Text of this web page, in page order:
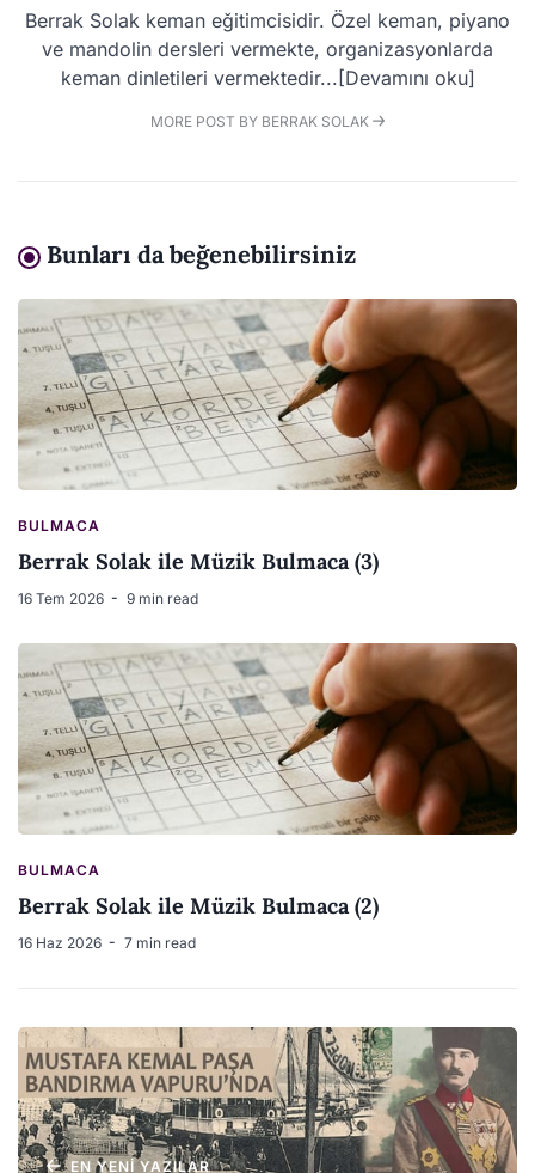
Berrak Solak keman eğitimcisidir. Özel keman, piyano
ve mandolin dersleri vermekte, organizasyonlarda
keman dinletileri vermektedir...[Devamını oku]
MORE POST BY BERRAK SOLAK
Bunları da beğenebilirsiniz
BULMACA
Berrak Solak ile Müzik Bulmaca (3)
16 Tem 2026 9 min read
BULMACA
Berrak Solak ile Müzik Bulmaca (2)
16 Haz 2026 7 min read
EN YENI YAZILAR